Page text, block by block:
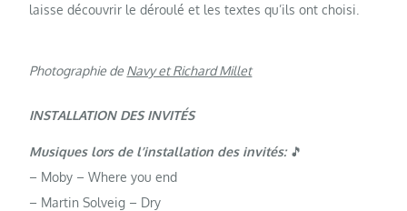
laisse découvrir le déroulé et les textes qu’ils ont choisi.
Photographie de Navy et Richard Millet
INSTALLATION DES INVITÉS
Musiques lors de l’installation des invités:🎵
– Moby – Where you end
– Martin Solveig – Dry